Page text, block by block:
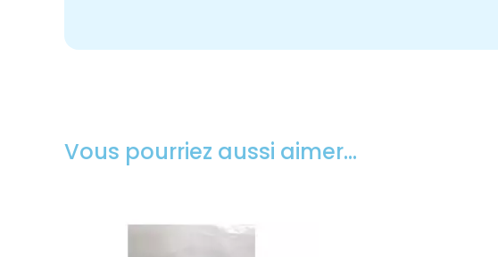
Vous pourriez aussi aimer…